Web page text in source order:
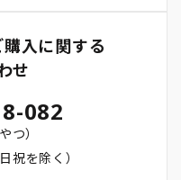
入に関する
せ
082
つ）
祝を除く）